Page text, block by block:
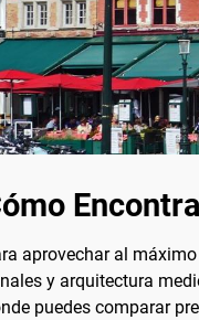
aprovechar al
y arquitectura
puedes comparar